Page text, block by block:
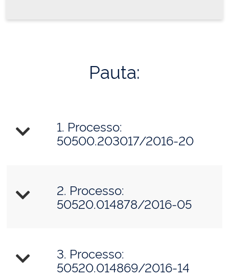
Pauta:
1. Processo:
50500.203017/2016-20
2. Processo:
50520.014878/2016-05
3. Processo:
50520.014869/2016-14